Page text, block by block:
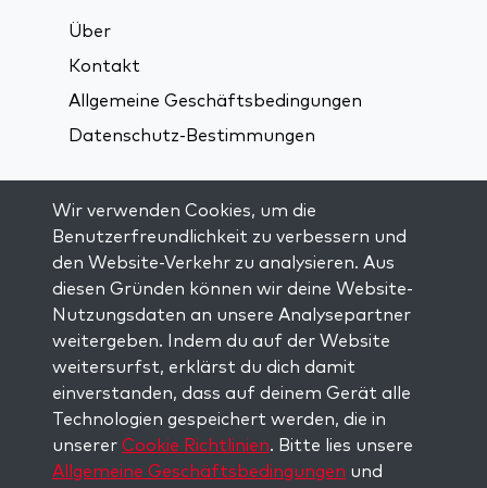
Über
Kontakt
Allgemeine Geschäftsbedingungen
Datenschutz-Bestimmungen
Verbindung über soziale Medien:
Visit kabbalah master classes
AUF DEM LAUFENDEN BLEIBEN
Trage dich in unsere Mailingliste ein und
erhalte wöchentlich neue Anregungen in
deinem Posteingang.
Anmelden
Wir verwenden Cookies, um die
Benutzerfreundlichkeit zu verbessern und
den Website-Verkehr zu analysieren. Aus
diesen Gründen können wir deine Website-
Nutzungsdaten an unsere Analysepartner
weitergeben. Indem du auf der Website
weitersurfst, erklärst du dich damit
einverstanden, dass auf deinem Gerät alle
Technologien gespeichert werden, die in
unserer Cookie Richtlinien. Bitte lies unsere
Allgemeine Geschäftsbedingungen und